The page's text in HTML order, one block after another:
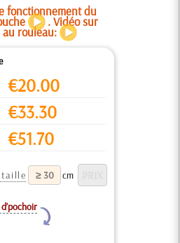
fonctionnement du
. Vidéo sur
rouleau:
€20.00
€33.30
€51.70
cm
Y